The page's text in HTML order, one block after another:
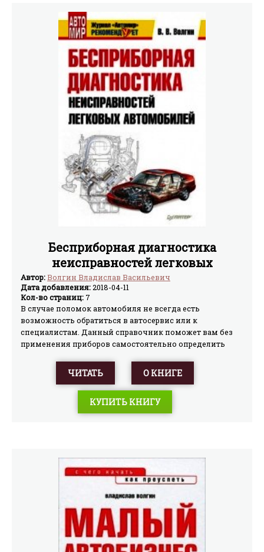
Бесприборная диагностика
неисправностей легковых
автомобилей
Автор:Волгин Владислав Васильевич
Дата добавления:2018-04-11
Кол-во страниц: 7
В случае поломок автомобиля не всегда есть
возможность обратиться в автосервис или к
специалистам. Данный справочник поможет вам без
применения приборов самостоятельно определить
справитесь и собственными силами. Рассматриваются
вопросы диагностики двигателя, трансмиссии,
тормозов, подвески, колес и шин,
электрооборудования, АПС, кузова. Материал
подготовлен на основе технической информации как
ЧИТАТЬ О КНИГЕ
КУПИТЬ КНИГУ